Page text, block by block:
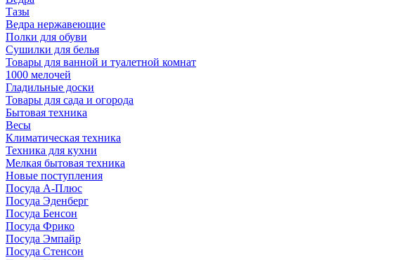
Тазы
Ведра нержавеющие
Полки для обуви
Сушилки для белья
Товары для ванной и туалетной комнат
1000 мелочей
Гладильные доски
Товары для сада и огорода
Бытовая техника
Весы
Климатическая техника
Техника для кухни
Мелкая бытовая техника
Новые поступления
Посуда А-Плюс
Посуда Эденберг
Посуда Бенсон
Посуда Фрико
Посуда Эмпайр
Посуда Стенсон